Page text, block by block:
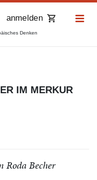
Denken
anmelden
IM MERKUR
Becher